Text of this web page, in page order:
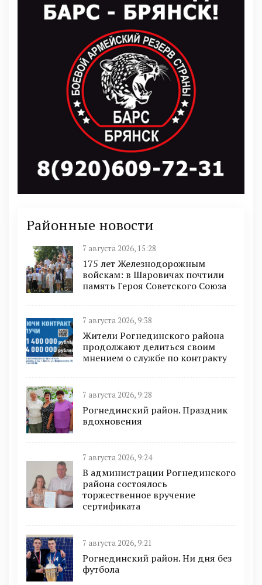
Районные новости
7 августа 2026, 15:28
175 лет Железнодорожным
войскам: в Шаровичах почтили
память Героя Советского Союза
7 августа 2026, 9:38
Жители Рогнединского района
продолжают делиться своим
мнением о службе по контракту
7 августа 2026, 9:28
Рогнединский район. Праздник
вдохновения
7 августа 2026, 9:24
В администрации Рогнединского
района состоялось
торжественное вручение
сертификата
7 августа 2026, 9:21
Рогнединский район. Ни дня без
футбола